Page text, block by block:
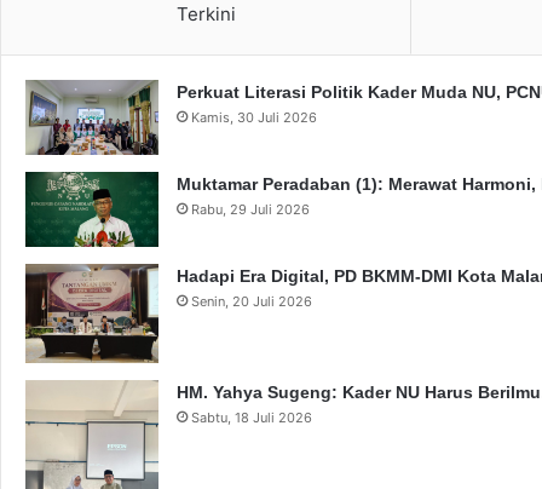
Terkini
Perkuat Literasi Politik Kader Muda NU,
Kamis, 30 Juli 2026
Muktamar Peradaban (1): Merawat
Rabu, 29 Juli 2026
Hadapi Era Digital, PD BKMM-DMI Kota
Senin, 20 Juli 2026
HM. Yahya Sugeng: Kader NU Harus
Sabtu, 18 Juli 2026